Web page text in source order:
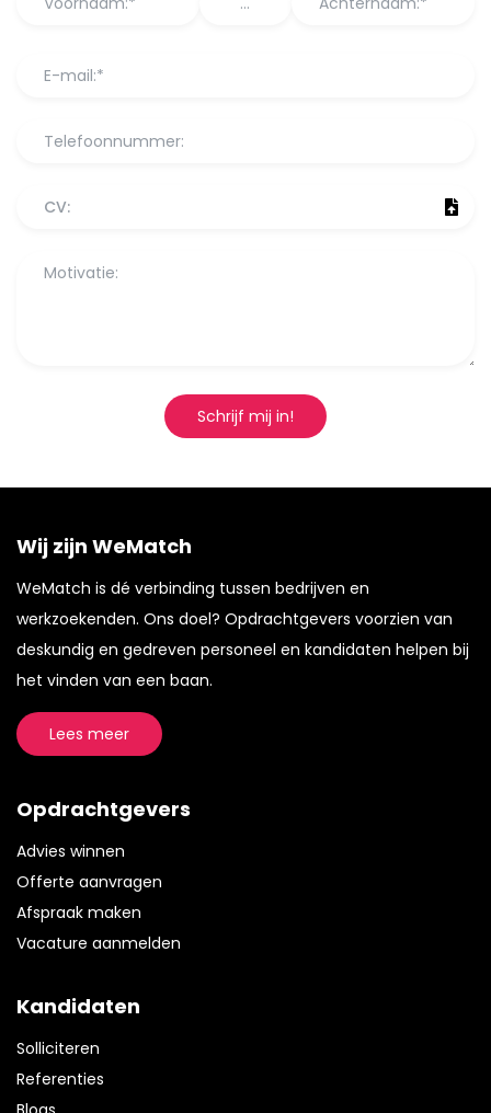
CV:
Schrijf mij in!
Wij zijn WeMatch
WeMatch is dé verbinding tussen bedrijven en
werkzoekenden. Ons doel? Opdrachtgevers voorzien van
deskundig en gedreven personeel en kandidaten helpen bij
het vinden van een baan.
Lees meer
Opdrachtgevers
Advies winnen
Offerte aanvragen
Afspraak maken
Vacature aanmelden
Kandidaten
Solliciteren
Referenties